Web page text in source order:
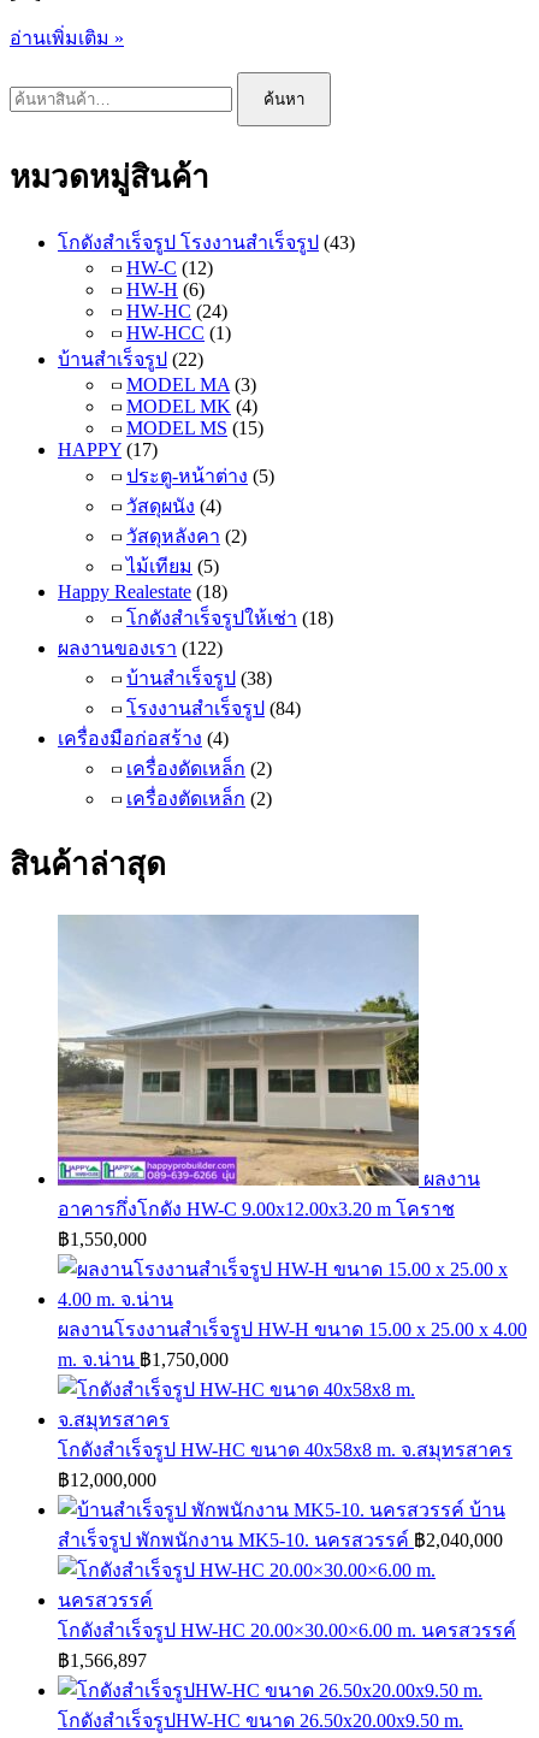
สัมมนา
สร้าง
ล้าน
นวัฒ
อ่านเพิ่มเติม »
ค้นหา:
ค้นหา
หมวดหมู่สินค้า
โกดังสำเร็จรูป โรงงานสำเร็จรูป (43)
HW-C (12)
HW-H (6)
HW-HC (24)
HW-HCC (1)
บ้านสำเร็จรูป (22)
MODEL MA (3)
MODEL MK (4)
MODEL MS (15)
HAPPY (17)
ประตู-หน้าต่าง (5)
วัสดุผนัง (4)
วัสดุหลังคา (2)
ไม้เทียม (5)
Happy Realestate (18)
โกดังสำเร็จรูปให้เช่า (18)
ผลงานของเรา (122)
บ้านสำเร็จรูป (38)
โรงงานสำเร็จรูป (84)
เครื่องมือก่อสร้าง (4)
เครื่องดัดเหล็ก (2)
เครื่องตัดเหล็ก (2)
สินค้าล่าสุด
ผลงาน
อาคารกึ่งโกดัง HW-C 9.00x12.00x3.20 m โคราช
฿1,550,000
ผลงานโรงงานสำเร็จรูป HW-H ขนาด 15.00 x 25.00 x 4.00
m. จ.น่าน ฿1,750,000
โกดังสำเร็จรูป HW-HC ขนาด 40x58x8 m. จ.สมุทรสาคร
฿12,000,000
บ้าน
สำเร็จรูป พักพนักงาน MK5-10. นครสวรรค์ ฿2,040,000
โกดังสำเร็จรูป HW-HC 20.00×30.00×6.00 m. นครสวรรค์
฿1,566,897
โกดังสำเร็จรูปHW-HC ขนาด 26.50x20.00x9.50 m.